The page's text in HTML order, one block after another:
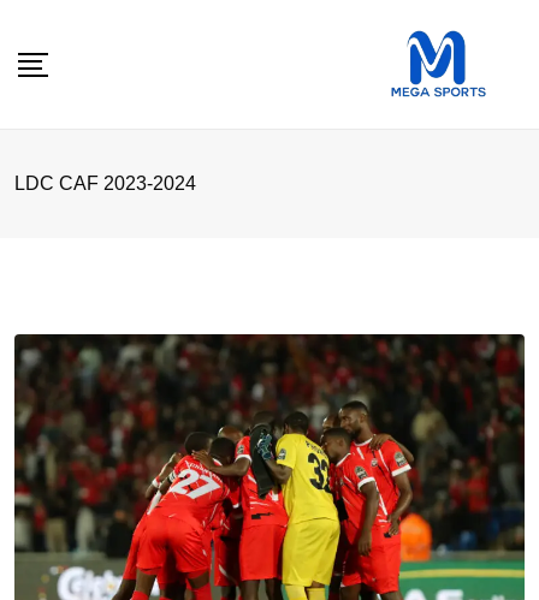
LDC CAF 2023-2024